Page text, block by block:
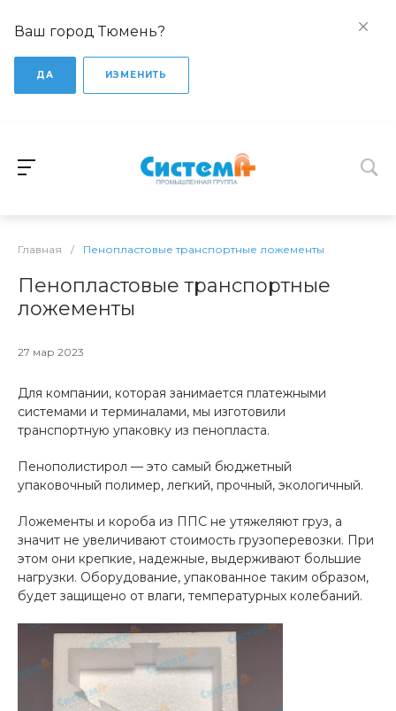
Ваш город Тюмень?
ДА ИЗМЕНИТЬ
Главная / Пенопластовые транспортные ложементы
Пенопластовые транспортные
ложементы
27 мар 2023
Для компании, которая занимается платежными
системами и терминалами, мы изготовили
транспортную упаковку из пенопласта.
Пенополистирол — это самый бюджетный
упаковочный полимер, легкий, прочный, экологичный.
Ложементы и короба из ППС не утяжеляют груз, а
значит не увеличивают стоимость грузоперевозки. При
этом они крепкие, надежные, выдерживают большие
нагрузки. Оборудование, упакованное таким образом,
будет защищено от влаги, температурных колебаний.